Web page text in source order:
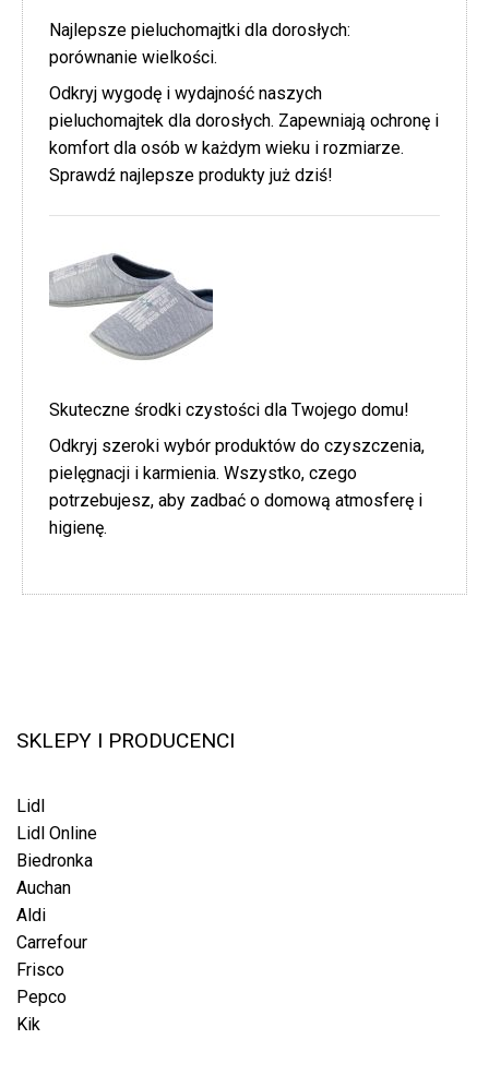
Najlepsze pieluchomajtki dla dorosłych:
porównanie wielkości.
Odkryj wygodę i wydajność naszych
pieluchomajtek dla dorosłych. Zapewniają ochronę i
komfort dla osób w każdym wieku i rozmiarze.
Sprawdź najlepsze produkty już dziś!
Skuteczne środki czystości dla Twojego domu!
Odkryj szeroki wybór produktów do czyszczenia,
pielęgnacji i karmienia. Wszystko, czego
potrzebujesz, aby zadbać o domową atmosferę i
higienę.
SKLEPY I PRODUCENCI
Lidl
Lidl Online
Biedronka
Auchan
Aldi
Carrefour
Frisco
Pepco
Kik